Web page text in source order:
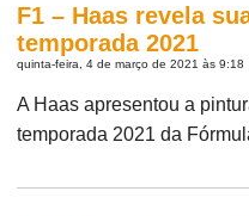
F1 – Haas revela
temporada 2021
quinta-feira, 4 de março de 2021 às 9:18
A Haas apresentou a
temporada 2021 da